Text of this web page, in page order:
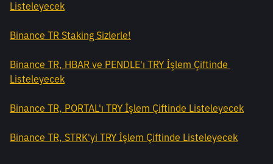
Listeleyecek
Binance TR Staking Sizlerle!
Binance TR, HBAR ve PENDLE'ı TRY İşlem Çiftinde
Listeleyecek
Binance TR, PORTAL'ı TRY İşlem Çiftinde Listeleyecek
Binance TR, STRK'yi TRY İşlem Çiftinde Listeleyecek